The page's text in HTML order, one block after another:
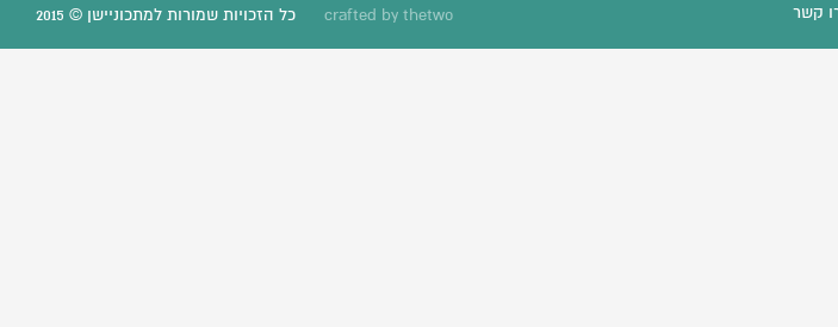
קשר crafted by thetwo כל הזכויות שמורות למתכוניישן © 2015